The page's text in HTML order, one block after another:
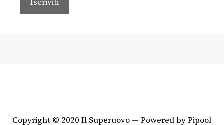
Copyright © 2020 Il Superuovo — Powered by Pipool